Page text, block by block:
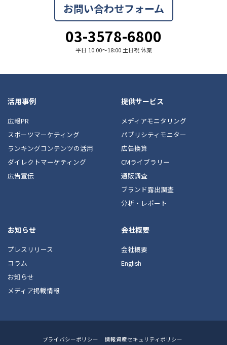
お問い合わせフォーム
03-3578-6800
平日 10:00〜18:00 土日祝 休業
活用事例
広報PR
スポーツマーケティング
ランキングコンテンツの活用
ダイレクトマーケティング
広告宣伝
提供サービス
メディアモニタリング
パブリシティモニター
広告換算
CMライブラリー
通販調査
ブランド露出調査
分析・レポート
お知らせ
プレスリリース
コラム
お知らせ
メディア掲載情報
会社概要
会社概要
English
Footerプライバシーポリシー 情報資産セキュリティポリシー